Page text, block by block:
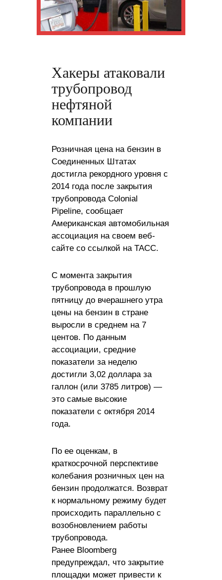
Хакеры атаковали
трубопровод
нефтяной
компании
Розничная цена на бензин в
Соединенных Штатах
достигла рекордного уровня с
2014 года после закрытия
трубопровода Colonial
Pipeline, сообщает
Американская автомобильная
ассоциация на своем веб-
сайте со ссылкой на ТАСС.
С момента закрытия
трубопровода в прошлую
пятницу до вчерашнего утра
цены на бензин в стране
выросли в среднем на 7
центов. По данным
ассоциации, средние
показатели за неделю
достигли 3,02 доллара за
галлон (или 3785 литров) —
это самые высокие
показатели с октября 2014
года.
По ее оценкам, в
краткосрочной перспективе
колебания розничных цен на
бензин продолжатся. Возврат
к нормальному режиму будет
происходить параллельно с
возобновлением работы
трубопровода.
Ранее Bloomberg
предупреждал, что закрытие
площадки может привести к